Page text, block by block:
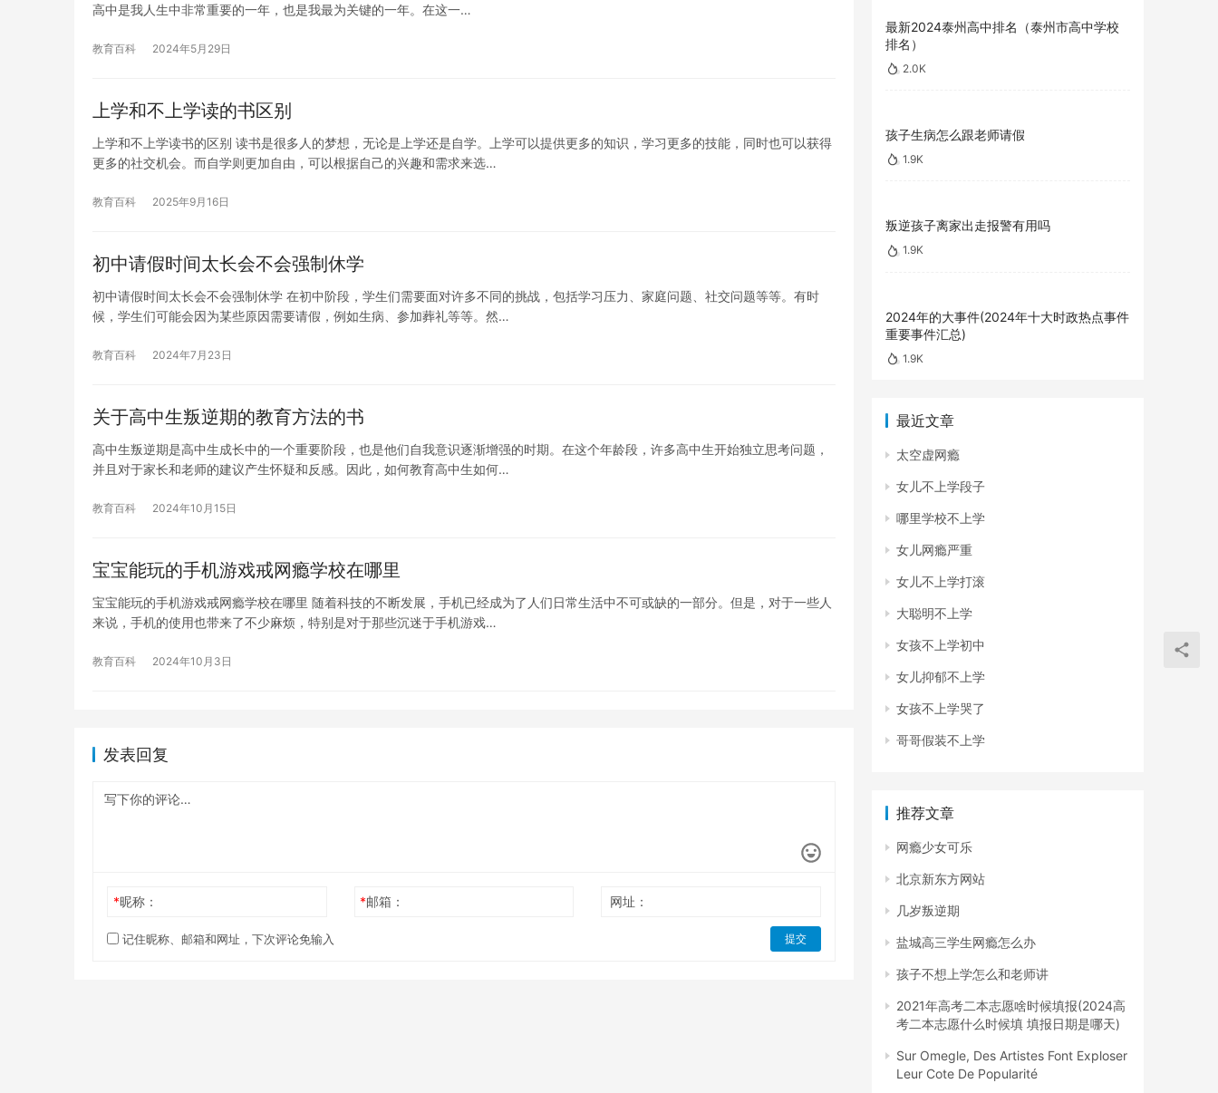
高中是我人生中非常重要的一年，也是我最为关键的一年。在这一…
教育百科 2024年5月29日
上学和不上学读的书区别
上学和不上学读书的区别 读书是很多人的梦想，无论是上学还是自学。上学可以提供更多的知识，学习更多的技能，同时也可以获得
更多的社交机会。而自学则更加自由，可以根据自己的兴趣和需求来选…
教育百科 2025年9月16日
初中请假时间太长会不会强制休学
初中请假时间太长会不会强制休学 在初中阶段，学生们需要面对许多不同的挑战，包括学习压力、家庭问题、社交问题等等。有时
候，学生们可能会因为某些原因需要请假，例如生病、参加葬礼等等。然…
教育百科 2024年7月23日
关于高中生叛逆期的教育方法的书
高中生叛逆期是高中生成长中的一个重要阶段，也是他们自我意识逐渐增强的时期。在这个年龄段，许多高中生开始独立思考问题，
并且对于家长和老师的建议产生怀疑和反感。因此，如何教育高中生如何…
教育百科 2024年10月15日
宝宝能玩的手机游戏戒网瘾学校在哪里
宝宝能玩的手机游戏戒网瘾学校在哪里 随着科技的不断发展，手机已经成为了人们日常生活中不可或缺的一部分。但是，对于一些人
来说，手机的使用也带来了不少麻烦，特别是对于那些沉迷于手机游戏…
教育百科 2024年10月3日
发表回复
*昵称： *邮箱： 网址：
记住昵称、邮箱和网址，下次评论免输入 提交
最新2024泰州高中排名（泰州市高中学校
排名）
2.0K
孩子生病怎么跟老师请假
1.9K
叛逆孩子离家出走报警有用吗
1.9K
2024年的大事件(2024年十大时政热点事件
重要事件汇总)
1.9K
最近文章
太空虚网瘾
女儿不上学段子
哪里学校不上学
女儿网瘾严重
女儿不上学打滚
大聪明不上学
女孩不上学初中
女儿抑郁不上学
女孩不上学哭了
哥哥假装不上学
推荐文章
网瘾少女可乐
北京新东方网站
几岁叛逆期
盐城高三学生网瘾怎么办
孩子不想上学怎么和老师讲
2021年高考二本志愿啥时候填报(2024高
考二本志愿什么时候填 填报日期是哪天)
Sur Omegle, Des Artistes Font Exploser
Leur Cote De Popularité